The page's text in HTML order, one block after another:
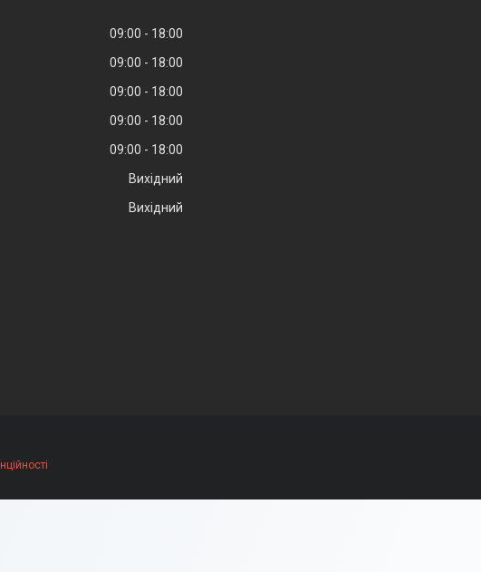
09:00
18:00
09:00
18:00
09:00
18:00
09:00
18:00
09:00
18:00
Вихідний
Вихідний